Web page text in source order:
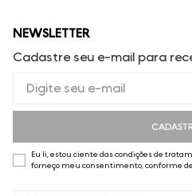
NEWSLETTER
Cadastre seu e-mail para
Eu li, estou ciente das condições de
forneço meu consentimento, conforme